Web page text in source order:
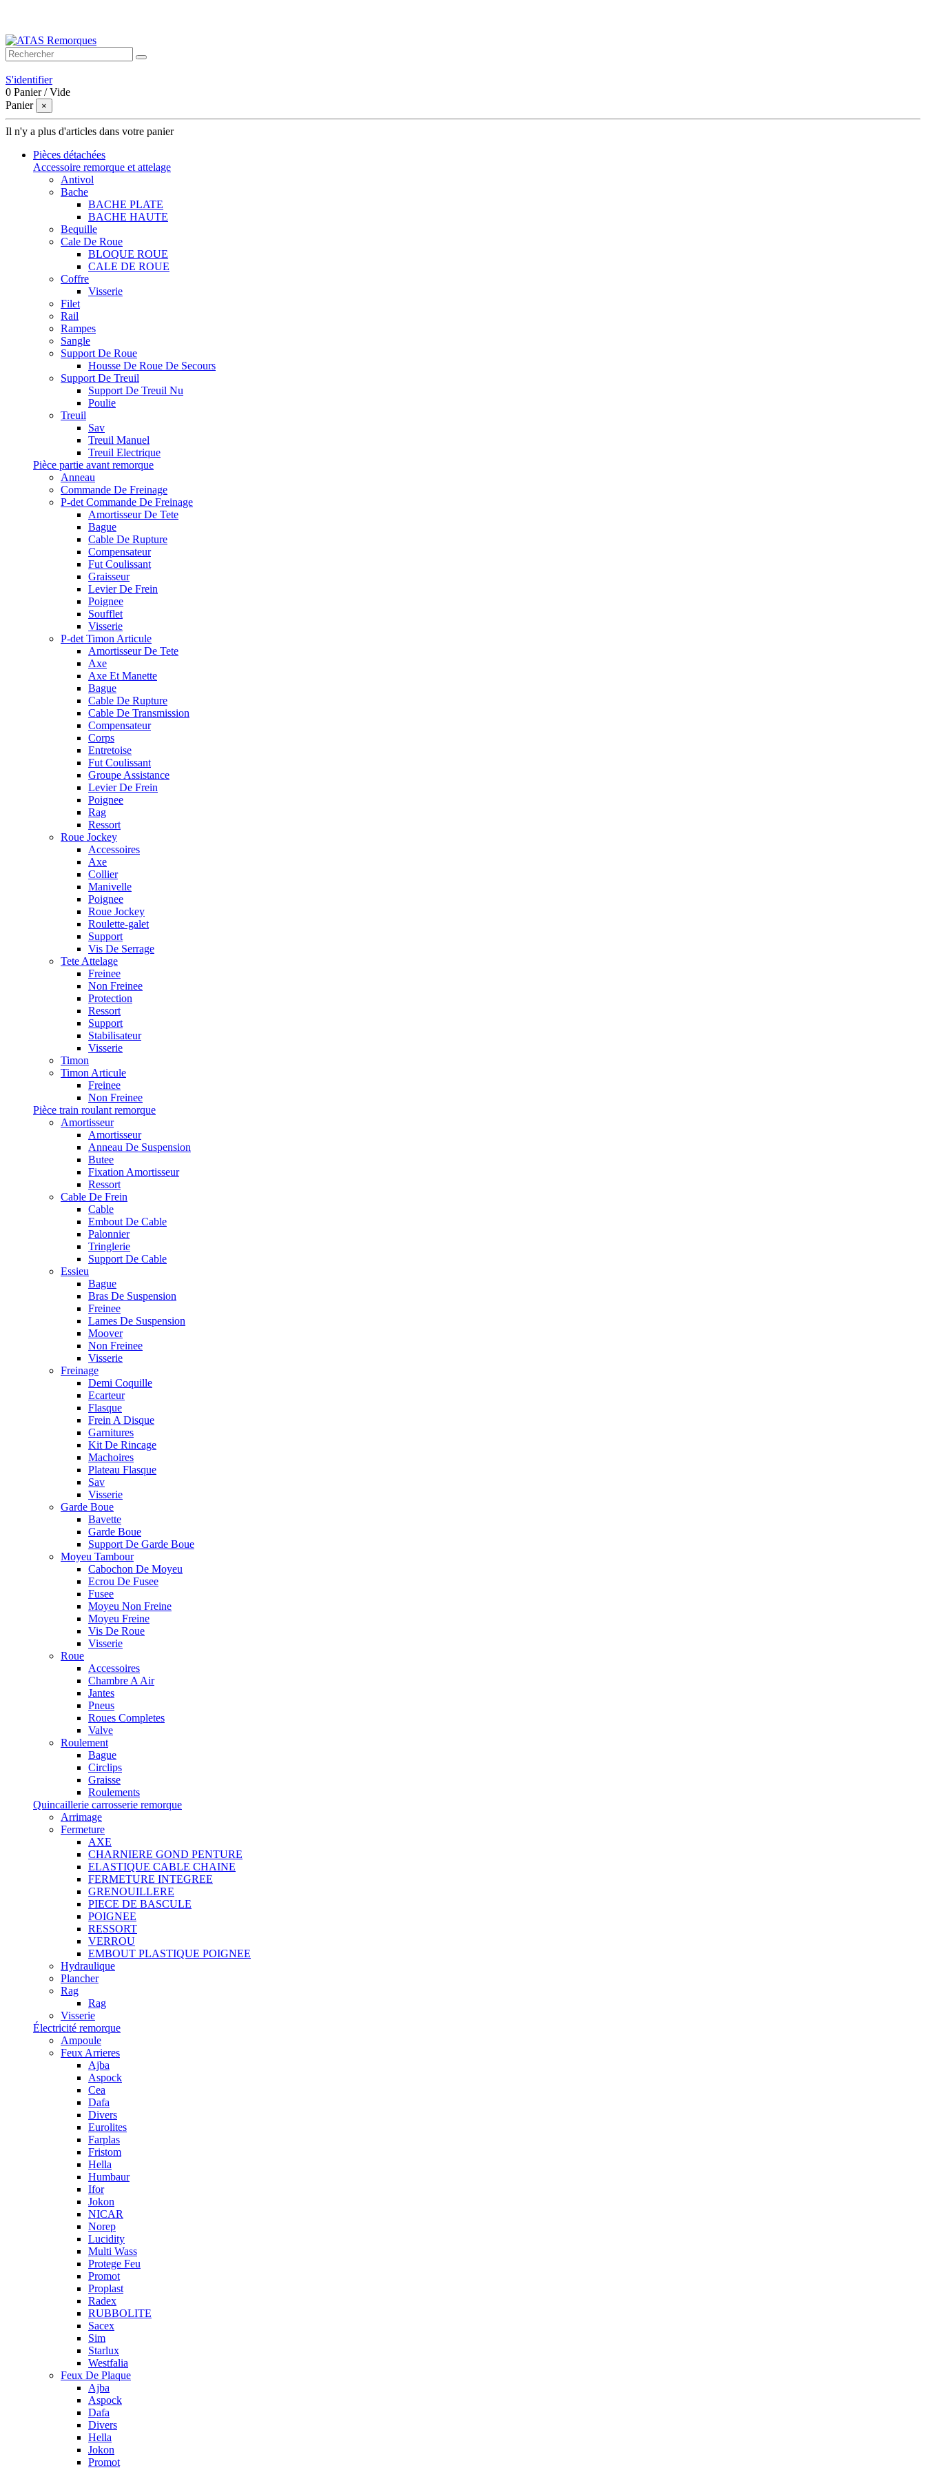
S'identifier
0 Panier /Vide
Panier
×
Il n'y a plus d'articles dans votre panier
Pièces détachées
Accessoire remorque et attelage
Antivol
Bache
BACHE PLATE
BACHE HAUTE
Bequille
Cale De Roue
BLOQUE ROUE
CALE DE ROUE
Coffre
Visserie
Filet
Rail
Rampes
Sangle
Support De Roue
Housse De Roue De Secours
Support De Treuil
Support De Treuil Nu
Poulie
Treuil
Sav
Treuil Manuel
Treuil Electrique
Pièce partie avant remorque
Anneau
Commande De Freinage
P-det Commande De Freinage
Amortisseur De Tete
Bague
Cable De Rupture
Compensateur
Fut Coulissant
Graisseur
Levier De Frein
Poignee
Soufflet
Visserie
P-det Timon Articule
Amortisseur De Tete
Axe
Axe Et Manette
Bague
Cable De Rupture
Cable De Transmission
Compensateur
Corps
Entretoise
Fut Coulissant
Groupe Assistance
Levier De Frein
Poignee
Rag
Ressort
Roue Jockey
Accessoires
Axe
Collier
Manivelle
Poignee
Roue Jockey
Roulette-galet
Support
Vis De Serrage
Tete Attelage
Freinee
Non Freinee
Protection
Ressort
Support
Stabilisateur
Visserie
Timon
Timon Articule
Freinee
Non Freinee
Pièce train roulant remorque
Amortisseur
Amortisseur
Anneau De Suspension
Butee
Fixation Amortisseur
Ressort
Cable De Frein
Cable
Embout De Cable
Palonnier
Tringlerie
Support De Cable
Essieu
Bague
Bras De Suspension
Freinee
Lames De Suspension
Moover
Non Freinee
Visserie
Freinage
Demi Coquille
Ecarteur
Flasque
Frein A Disque
Garnitures
Kit De Rincage
Machoires
Plateau Flasque
Sav
Visserie
Garde Boue
Bavette
Garde Boue
Support De Garde Boue
Moyeu Tambour
Cabochon De Moyeu
Ecrou De Fusee
Fusee
Moyeu Non Freine
Moyeu Freine
Vis De Roue
Visserie
Roue
Accessoires
Chambre A Air
Jantes
Pneus
Roues Completes
Valve
Roulement
Bague
Circlips
Graisse
Roulements
Quincaillerie carrosserie remorque
Arrimage
Fermeture
AXE
CHARNIERE GOND PENTURE
ELASTIQUE CABLE CHAINE
FERMETURE INTEGREE
GRENOUILLERE
PIECE DE BASCULE
POIGNEE
RESSORT
VERROU
EMBOUT PLASTIQUE POIGNEE
Hydraulique
Plancher
Rag
Rag
Visserie
Électricité remorque
Ampoule
Feux Arrieres
Ajba
Aspock
Cea
Dafa
Divers
Eurolites
Farplas
Fristom
Hella
Humbaur
Ifor
Jokon
NICAR
Norep
Lucidity
Multi Wass
Protege Feu
Promot
Proplast
Radex
RUBBOLITE
Sacex
Sim
Starlux
Westfalia
Feux De Plaque
Ajba
Aspock
Dafa
Divers
Hella
Jokon
Promot